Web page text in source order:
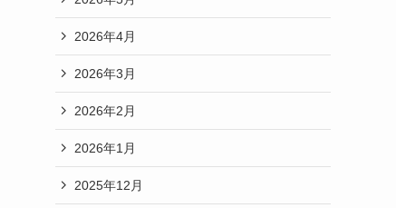
2026年4月
2026年3月
2026年2月
2026年1月
2025年12月